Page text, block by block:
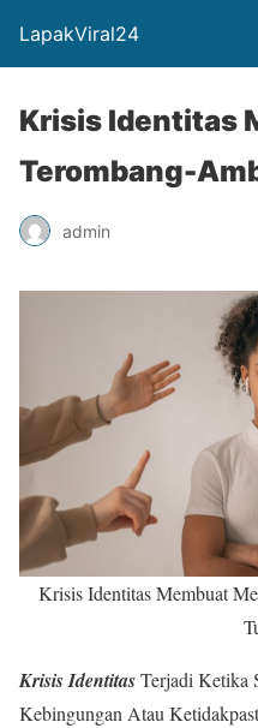
LapakViral24
Krisis Identitas
Terombang-
admin
Krisis Identitas Membuat
Krisis IdentitasTerjadi Ketika
Kebingungan Atau